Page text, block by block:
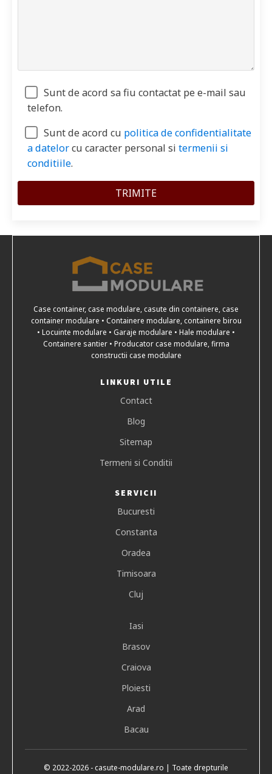
Sunt de acord sa fiu contactat pe e-mail sau
telefon.
Sunt de acord cu politica de confidentialitate
a datelorcu caracter personal sitermenii si
conditiile.
Case container, case modulare, casute din containere, case
container modulare • Containere modulare, containere birou
• Locuinte modulare • Garaje modulare • Hale modulare •
Containere santier • Producator case modulare, firma
constructii case modulare
LINKURI UTILE
Contact
Blog
Sitemap
Termeni si Conditii
SERVICII
Bucuresti
Constanta
Oradea
Timisoara
Cluj
Iasi
Brasov
Craiova
Ploiesti
Arad
Bacau
© 2022-2026 - casute-modulare.ro | Toate drepturile